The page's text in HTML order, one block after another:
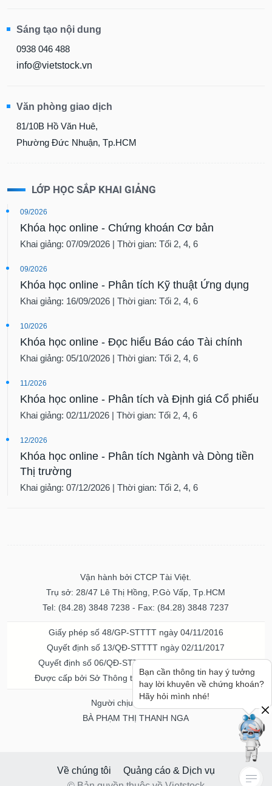
Sáng tạo nội dung
0938 046 488
info@vietstock.vn
Văn phòng giao dịch
81/10B Hồ Văn Huê,
Phường Đức Nhuận, Tp.HCM
LỚP HỌC SẮP KHAI GIẢNG
09/2026
Khóa học online - Chứng khoán Cơ bản
Khai giảng: 07/09/2026 | Thời gian: Tối 2, 4, 6
09/2026
Khóa học online - Phân tích Kỹ thuật Ứng dụng
Khai giảng: 16/09/2026 | Thời gian: Tối 2, 4, 6
10/2026
Khóa học online - Đọc hiểu Báo cáo Tài chính
Khai giảng: 05/10/2026 | Thời gian: Tối 2, 4, 6
11/2026
Khóa học online - Phân tích và Định giá Cổ phiếu
Khai giảng: 02/11/2026 | Thời gian: Tối 2, 4, 6
12/2026
Khóa học online - Phân tích Ngành và Dòng tiền
Thị trường
Khai giảng: 07/12/2026 | Thời gian: Tối 2, 4, 6
Vận hành bởi CTCP Tài Việt.
Trụ sở: 28/47 Lê Thị Hồng, P.Gò Vấp, Tp.HCM
Tel: (84.28) 3848 7238 - Fax: (84.28) 3848 7237
Giấy phép số 48/GP-STTTT ngày 04/11/2016
Quyết định số 13/QĐ-STTTT ngày 02/11/2017
Quyết định số 06/QĐ-STTTT-ICP ngày 20/07/2023
Được cấp bởi Sở Thông tin và Truyền thông TPHCM
Người chịu trách nhiệm
BÀ PHẠM THỊ THANH NGA
Về chúng tôi
Quảng cáo & Dịch vụ
Bạn cần thông tin hay ý tưởng
hay lời khuyên về chứng khoán?
Hãy hỏi mình nhé!